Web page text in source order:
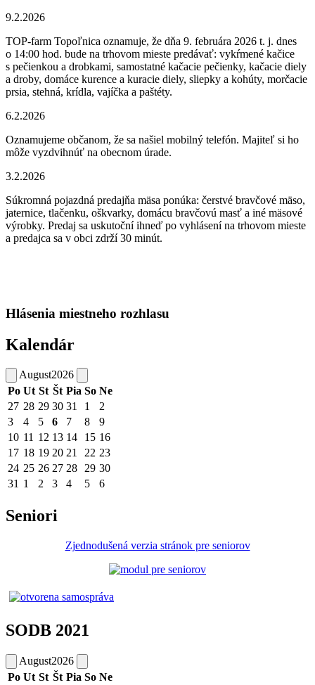
9.2.2026
TOP-farm Topoľnica oznamuje, že dňa 9. februára 2026 t. j. dnes
o 14:00 hod. bude na trhovom mieste predávať: vykŕmené kačice
s pečienkou a drobkami, samostatné kačacie pečienky, kačacie diely
a droby, domáce kurence a kuracie diely, sliepky a kohúty, morčacie
prsia, stehná, krídla, vajíčka a paštéty.
6.2.2026
Oznamujeme občanom, že sa našiel mobilný telefón. Majiteľ si ho
môže vyzdvihnúť na obecnom úrade.
3.2.2026
Súkromná pojazdná predajňa mäsa ponúka: čerstvé bravčové mäso,
jaternice, tlačenku, oškvarky, domácu bravčovú masť a iné mäsové
výrobky. Predaj sa uskutoční ihneď po vyhlásení na trhovom mieste
a predajca sa v obci zdrží 30 minút.
Hlásenia miestneho rozhlasu
Kalendár
August2026
Po Ut St Št Pia So Ne
27 28 29 30 31 1
2
3
4 5 6 7 8
9
10 11 12 13 14 15 16
17 18 19 20 21 22 23
24 25 26 27 28 29 30
31 1 2 3 4 5 6
Seniori
Zjednodušená verzia stránok pre seniorov
SODB 2021
August2026
Po Ut St Št Pia So Ne